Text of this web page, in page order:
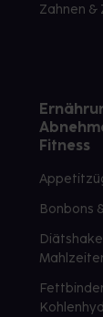
Zahnen &
Fitness
Bonbons